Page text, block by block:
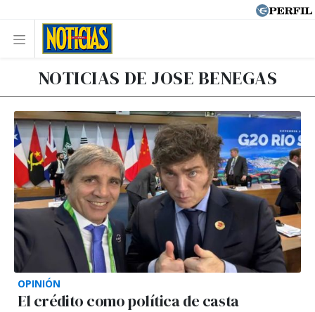
NOTICIAS DE JOSE BENEGAS
OPINIÓN
El crédito como política de casta